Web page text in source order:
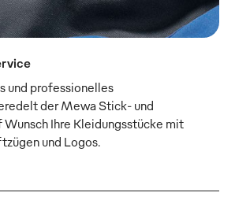
und professionelles
der Mewa Stick- und
Ihre Kleidungsstücke mit
und Logos.